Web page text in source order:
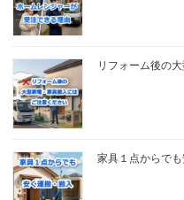
リフォーム後の
家具１点からで